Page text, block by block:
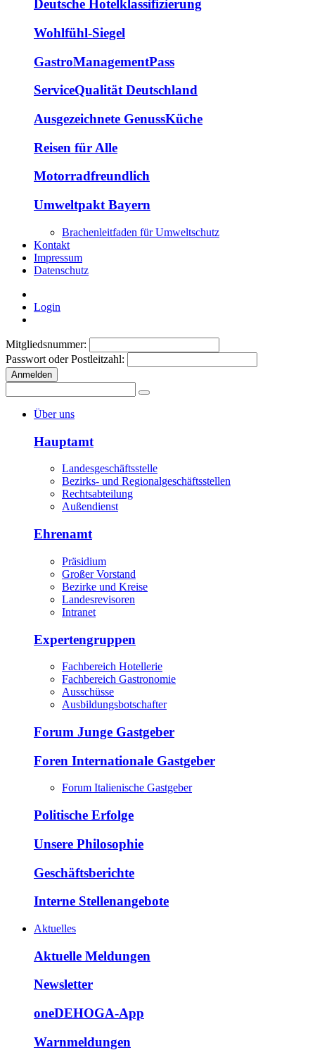
Deutsche Hotelklassifizierung
Wohlfühl-Siegel
GastroManagementPass
ServiceQualität Deutschland
Ausgezeichnete GenussKüche
Reisen für Alle
Motorradfreundlich
Umweltpakt Bayern
Brachenleitfaden für Umweltschutz
Kontakt
Impressum
Datenschutz
Login
Mitgliedsnummer:
Passwort oder Postleitzahl:
Anmelden
Über uns
Hauptamt
Landesgeschäftsstelle
Bezirks- und Regionalgeschäftsstellen
Rechtsabteilung
Außendienst
Ehrenamt
Präsidium
Großer Vorstand
Bezirke und Kreise
Landesrevisoren
Intranet
Expertengruppen
Fachbereich Hotellerie
Fachbereich Gastronomie
Ausschüsse
Ausbildungsbotschafter
Forum Junge Gastgeber
Foren Internationale Gastgeber
Forum Italienische Gastgeber
Politische Erfolge
Unsere Philosophie
Geschäftsberichte
Interne Stellenangebote
Aktuelles
Aktuelle Meldungen
Newsletter
oneDEHOGA-App
Warnmeldungen